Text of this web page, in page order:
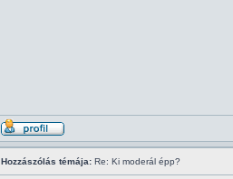
Hozzászólás témája: Re: Ki moderál épp?